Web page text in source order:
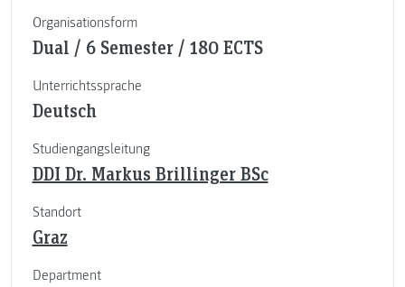
Organisationsform
Dual / 6 Semester / 180 ECTS
Unterrichtssprache
Deutsch
Studiengangsleitung
DDI Dr. Markus Brillinger BSc
Standort
Graz
Department